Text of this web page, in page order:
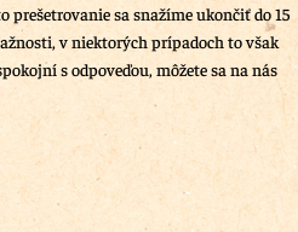
prešetrovanie sa snažíme ukončiť do 15
v niektorých prípadoch to však
s odpoveďou, môžete sa na nás